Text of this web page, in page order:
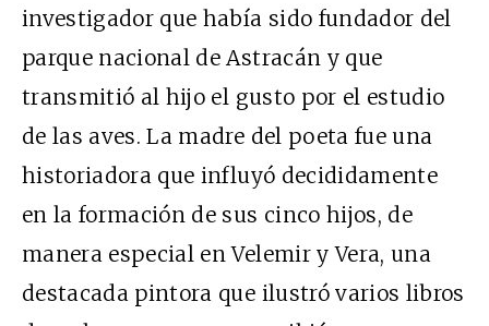
investigador que había sido fundador del
parque nacional de Astracán y que
transmitió al hijo el gusto por el estudio
de las aves. La madre del poeta fue una
historiadora que influyó decididamente
en la formación de sus cinco hijos, de
manera especial en Velemir y Vera, una
destacada pintora que ilustró varios libros